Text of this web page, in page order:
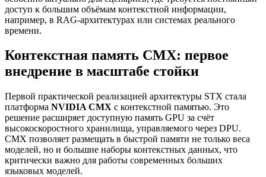
доступ к большим объёмам контекстной информации,
например, в RAG-архитектурах или системах реального
времени.
Контекстная память CMX: первое
внедрение в масштабе стойки
Первой практической реализацией архитектуры STX стала
платформа NVIDIA CMX с контекстной памятью. Это
решение расширяет доступную память GPU за счёт
высокоскоростного хранилища, управляемого через DPU.
CMX позволяет размещать в быстрой памяти не только веса
моделей, но и большие наборы контекстных данных, что
критически важно для работы современных больших
языковых моделей.